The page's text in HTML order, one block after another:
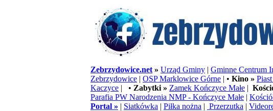
Zebrzydowice.net » Urząd Gminy | Gminne Centrum
Zebrzydowice | OSP Marklowice Górne | • Kino »
Kaczyce | • Zabytki » Zamek Kończyce Małe |
Parafia PW Narodzenia NMP - Kończyce Małe |
Portal » | Siatkówka | Piłka nożna | Przerzutka |